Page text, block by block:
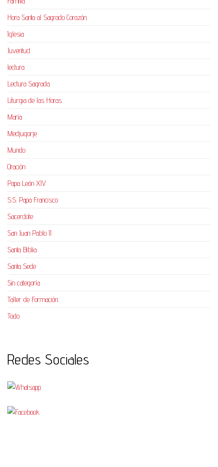
Hora Santa al Sagrado Corazón
Iglesia
Juventud
lectura
Lectura Sagrada
Liturgia de las Horas
María
Medjugorje
Mundo
Oración
Papa León XIV
S.S. Papa Francisco
Sacerdote
San Juan Pablo II
Santa Biblia
Santa Sede
Sin categoría
Taller de Formación
Todo
Redes Sociales